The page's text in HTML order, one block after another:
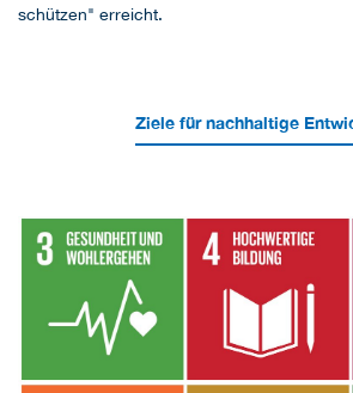
schützen" erreicht.
Ziele für nachhaltige